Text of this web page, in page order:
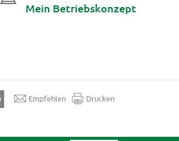
Mein Betriebskonzept
Empfehlen Drucken